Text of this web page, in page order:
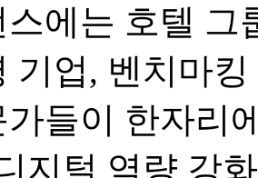
스에는 호텔 그
기업, 벤치마
가들이 한자리
지털 역량 강